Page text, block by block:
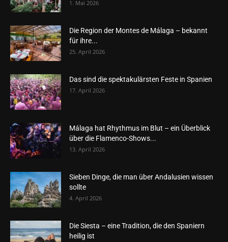
1. Mai 2026
Die Region der Montes de Málaga – bekannt
für ihre...
25. April 2026
Das sind die spektakulärsten Feste in Spanien
17. April 2026
Málaga hat Rhythmus im Blut – ein Überblick
über die Flamenco-Shows...
13. April 2026
Sieben Dinge, die man über Andalusien wissen
sollte
4. April 2026
Die Siesta – eine Tradition, die den Spaniern
heilig ist